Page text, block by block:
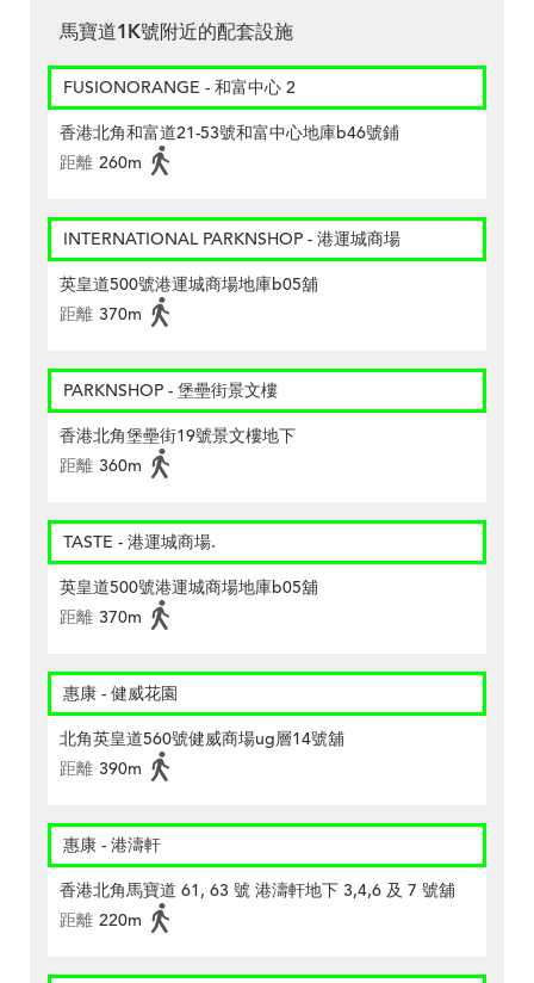
馬寶道1K號附近的配套設施
FUSIONORANGE - 和富中心 2
香港北角和富道21-53號和富中心地庫b46號鋪
距離 260m
INTERNATIONAL PARKNSHOP - 港運城商場
英皇道500號港運城商場地庫b05舖
距離 370m
PARKNSHOP - 堡壘街景文樓
香港北角堡壘街19號景文樓地下
距離 360m
TASTE - 港運城商場.
英皇道500號港運城商場地庫b05舖
距離 370m
惠康 - 健威花園
北角英皇道560號健威商場ug層14號舖
距離 390m
惠康 - 港濤軒
香港北角馬寶道 61, 63 號 港濤軒地下 3,4,6 及 7 號舖
距離 220m